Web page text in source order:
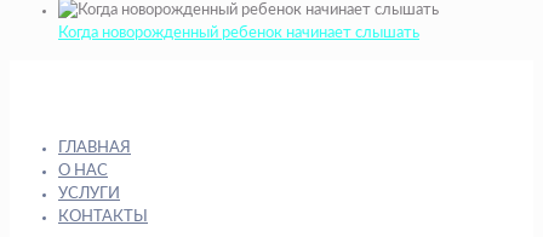
Когда новорожденный ребенок начинает слышать
ГЛАВНАЯ
О НАС
УСЛУГИ
КОНТАКТЫ